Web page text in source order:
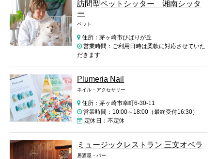
訪問型ペットシッター 湘南シッタ
ー
ペット
住所：茅ヶ崎市ひばりが丘
営業時間：ご利用日時は柔軟に対応させていた
だきます
Plumeria Nail
ネイル・アクセサリー
住所：茅ヶ崎市幸町6-30-11
営業時間：10:00～18:00（最終受付16:30）
定休日：不定休
ミュージックレストラン 三文オペラ
居酒屋・バー